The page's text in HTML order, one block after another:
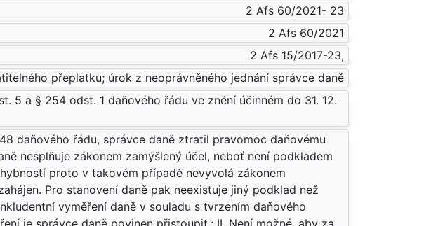
2 Afs 60/2021- 23
2 Afs 60/2021
2 Afs 15/2017-23,
přeplatku; úrok z neoprávněného jednání správce daně
5 a § 254 odst. 1 daňového řádu ve znění účinném do 31. 12.
daňového řádu, správce daně ztratil pravomoc daňovému
nesplňuje zákonem zamýšlený účel, neboť není podkladem
proto v takovém případě nevyvolá zákonem
Pro stanovení daně pak neexistuje jiný podklad než
vyměření daně v souladu s tvrzením daňového
je správce daně povinen přistoupit.; II. Není možné, aby za